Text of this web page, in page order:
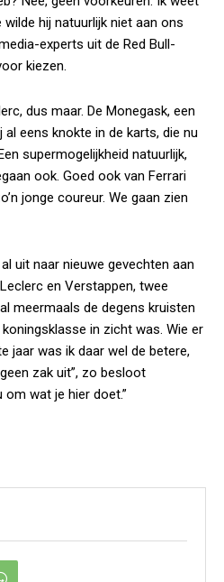
wilde hij natuurlijk niet aan ons
experts uit de Red Bull-
kiezen.
dus maar. De Monegask, een
eens knokte in de karts, die nu
supermogelijkheid natuurlijk,
ook. Goed ook van Ferrari
jonge coureur. We gaan zien
uit naar nieuwe gevechten aan
en Verstappen, twee
meermaals de degens kruisten
in zicht was. Wie er
jaar was ik daar wel de betere,
zak uit”, zo besloot
om wat je hier doet.”